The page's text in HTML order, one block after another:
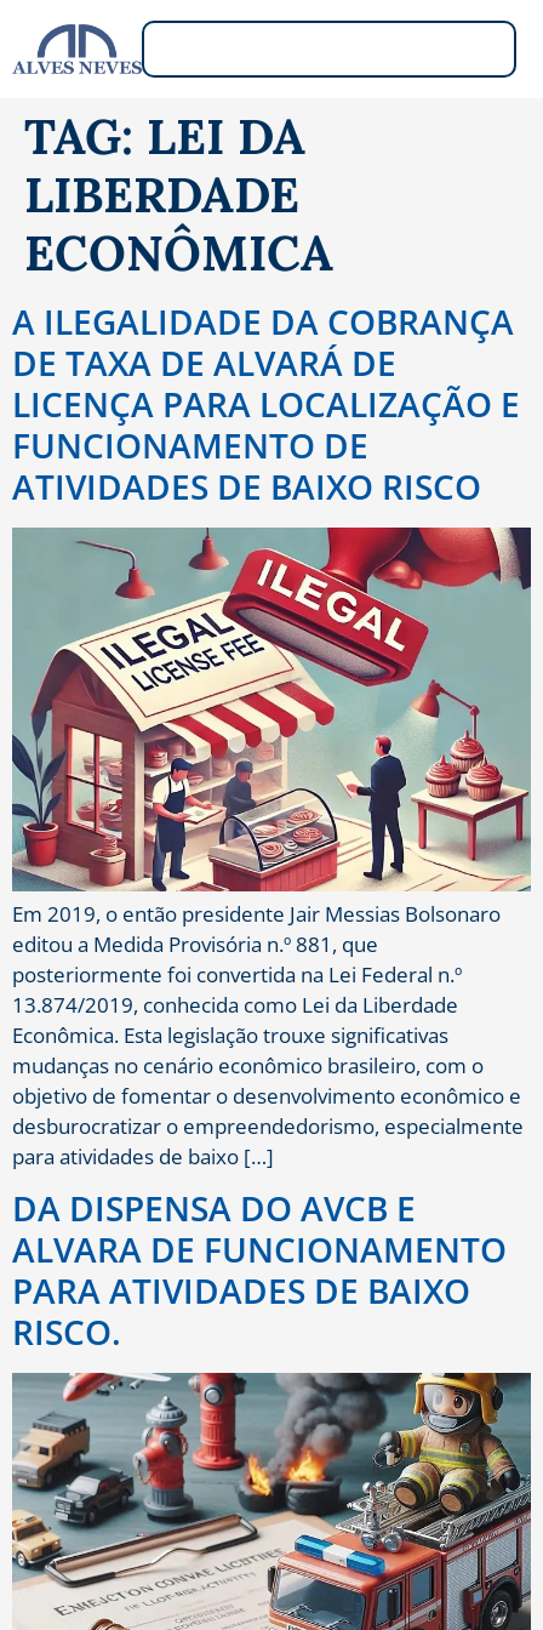
TAG: LEI DA
LIBERDADE
ECONÔMICA
A ILEGALIDADE DA COBRANÇA
DE TAXA DE ALVARÁ DE
LICENÇA PARA LOCALIZAÇÃO E
FUNCIONAMENTO DE
ATIVIDADES DE BAIXO RISCO
Em 2019, o então presidente Jair Messias Bolsonaro
editou a Medida Provisória n.º 881, que
posteriormente foi convertida na Lei Federal n.º
13.874/2019, conhecida como Lei da Liberdade
Econômica. Esta legislação trouxe significativas
mudanças no cenário econômico brasileiro, com o
objetivo de fomentar o desenvolvimento econômico e
desburocratizar o empreendedorismo, especialmente
para atividades de baixo […]
DA DISPENSA DO AVCB E
ALVARA DE FUNCIONAMENTO
PARA ATIVIDADES DE BAIXO
RISCO.